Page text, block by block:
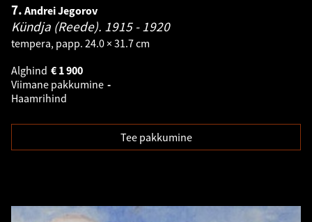
7. Andrei Jegorov
Kündja (Reede). 1915 - 1920
tempera, papp. 24.0 × 31.7 cm
Alghind
1 900
€
Viimane pakkumine -
Haamrihind
Tee pakkumine